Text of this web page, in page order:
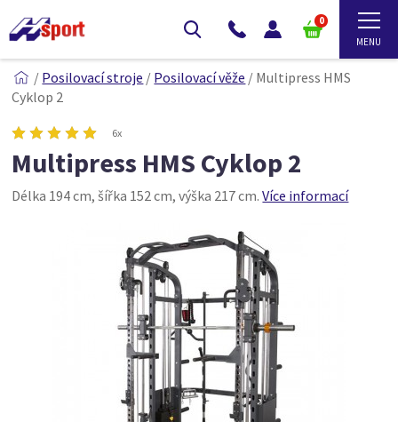
0
/ Posilovací stroje / Posilovací věže / Multipress HMS
Cyklop 2
6x
Multipress HMS Cyklop 2
Délka 194 cm, šířka 152 cm, výška 217 cm.Více informací